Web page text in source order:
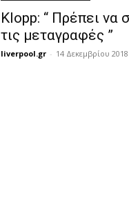
Klopp: “ Πρέπει να
τις μεταγραφές ”
liverpool.gr - 14 Δεκεμβρίου 2018